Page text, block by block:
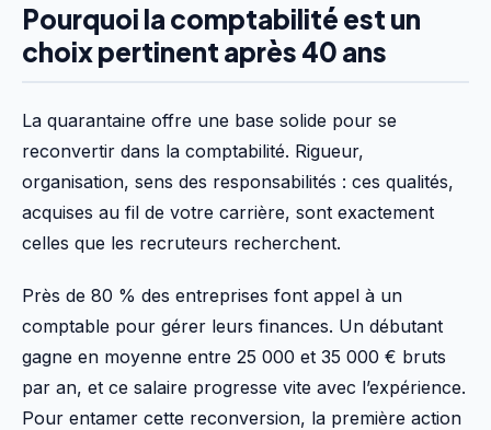
Pourquoi la comptabilité est un
choix pertinent après 40 ans
La quarantaine offre une base solide pour se
reconvertir dans la comptabilité. Rigueur,
organisation, sens des responsabilités : ces qualités,
acquises au fil de votre carrière, sont exactement
celles que les recruteurs recherchent.
Près de 80 % des entreprises font appel à un
comptable pour gérer leurs finances. Un débutant
gagne en moyenne entre 25 000 et 35 000 € bruts
par an, et ce salaire progresse vite avec l’expérience.
Pour entamer cette reconversion, la première action